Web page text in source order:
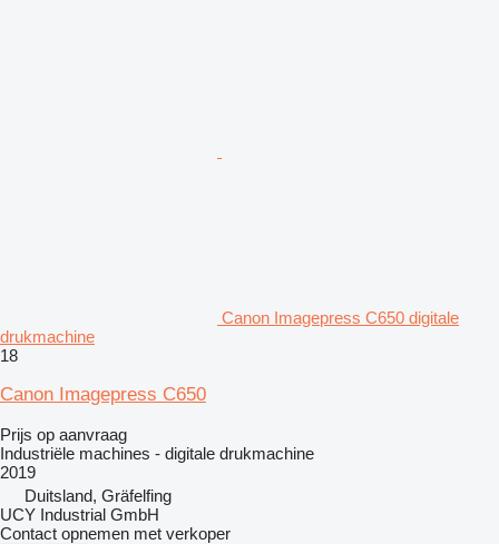
Canon Imagepress C650 digitale
drukmachine
18
Canon Imagepress C650
Prijs op aanvraag
Industriële machines - digitale drukmachine
2019
Duitsland, Gräfelfing
UCY Industrial GmbH
Contact opnemen met verkoper